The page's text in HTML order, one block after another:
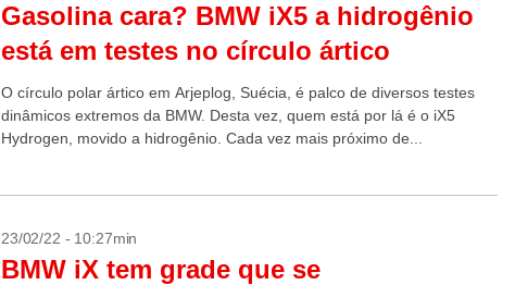
Gasolina cara? BMW iX5 a hidrogênio
está em testes no círculo ártico
O círculo polar ártico em Arjeplog, Suécia, é palco de diversos testes
dinâmicos extremos da BMW. Desta vez, quem está por lá é o iX5
Hydrogen, movido a hidrogênio. Cada vez mais próximo de...
23/02/22 - 10:27min
BMW iX tem grade que se